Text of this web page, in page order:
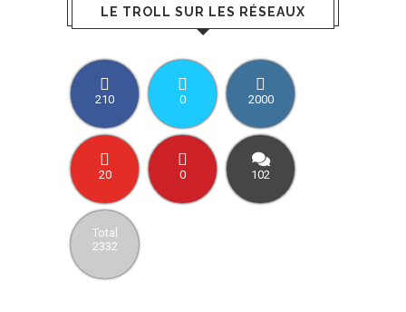
LE TROLL SUR LES RÉSEAUX
210 0 2000
20 0 102
Total
2332